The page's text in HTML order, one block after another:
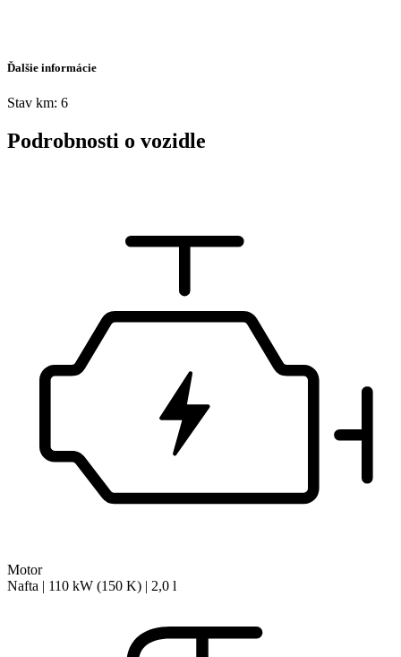
Ďalšie informácie
Stav km: 6
Podrobnosti o vozidle
Motor
Nafta | 110 kW (150 K) | 2,0 l